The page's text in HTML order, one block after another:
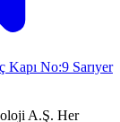
No:9 Sarıyer
A.Ş. Her